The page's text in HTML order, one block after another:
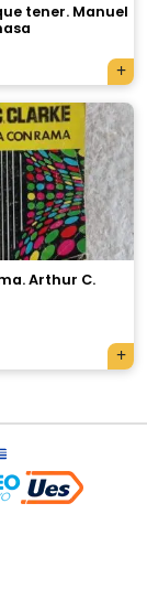
tener. Manuel
Arthur C.
×